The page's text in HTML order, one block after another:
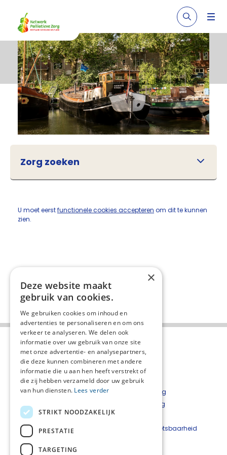
Zorg zoeken
U moet eerstfunctionele cookies accepteren om dit te kunnen
zien.
Over het netwerk
Over Palliaweb
Contact
Nieuwsbrief
Privacyverklaring
Cookieverklaring
Disclaimer
Beveiligingskwetsbaarheid
×
Deze website maakt
gebruik van cookies.
We gebruiken cookies om inhoud en
advertenties te personaliseren en om ons
verkeer te analyseren. We delen ook
informatie over uw gebruik van onze site
met onze advertentie- en analysepartners,
die deze kunnen combineren met andere
informatie die u aan hen heeft verstrekt of
die zij hebben verzameld door uw gebruik
van hun diensten. Lees verder
STRIKT NOODZAKELIJK
PRESTATIE
TARGETING